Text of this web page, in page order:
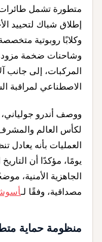
متطورة تشمل
إطلاق شباك لتحييد
وكلابًا روبوتية
وشاحنات ضخمة
المركبات، إلى جانب
الاصطناعي لمراقبة
ووصف أندرو
لكأس العالم
يومًا، مؤكدًا أن
الجاهزية الأمنية،
مصداقية، وفقًا لـ
منظومة حماية